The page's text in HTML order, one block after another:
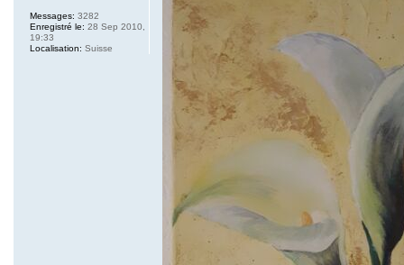
Messages: 3282
Enregistré le: 28 Sep 2010,
19:33
Localisation: Suisse